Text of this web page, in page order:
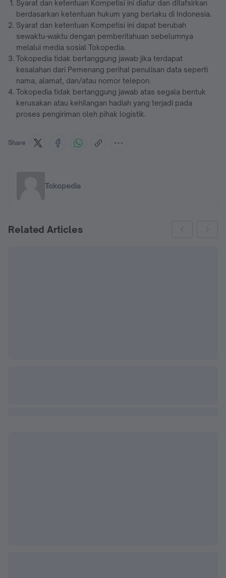
Syarat dan ketentuan Kompetisi ini diatur dan ditafsirkan
berdasarkan ketentuan hukum yang berlaku di Indonesia.
Syarat dan ketentuan Kompetisi ini dapat berubah
sewaktu-waktu dengan pemberitahuan sebelumnya
melalui media sosial Tokopedia.
Tokopedia tidak bertanggung jawab jika terdapat
kesalahan dari Pemenang perihal penulisan data seperti
nama, alamat, dan/atau nomor telepon.
Tokopedia tidak bertanggung jawab atas segala bentuk
kerusakan atau kehilangan hadiah yang terjadi pada
proses pengiriman oleh pihak logistik.
Share
Tokopedia
Related Articles